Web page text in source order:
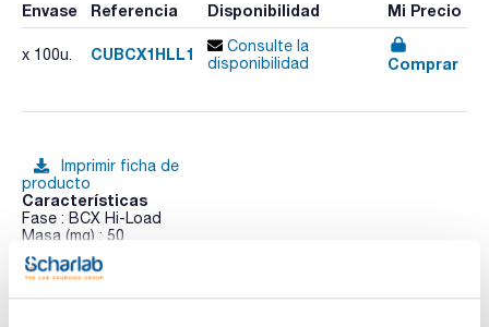
Envase Referencia Disponibilidad Mi Precio
x 100u. CUBCX1HLL1
Consulte la
disponibilidad
Comprar
Imprimir ficha de
producto
Características
Fase : BCX Hi-Load
Masa (mg) : 50
Volumen (mL) : 1
Poro (Å) : 60
Ver más